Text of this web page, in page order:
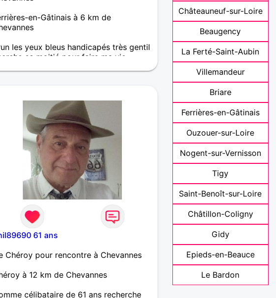
en-Gâtinais à 6 km de
les yeux bleus handicapés très gentil
ça moitié pour faire ma vie
61 ans
Chéroy pour rencontre à Chevannes
à 12 km de Chevannes
célibataire de 61 ans recherche
Châteauneuf-sur-Loire
Beaugency
La Ferté-Saint-Aubin
Villemandeur
Briare
Ferrières-en-Gâtinais
Ouzouer-sur-Loire
Nogent-sur-Vernisson
Tigy
Saint-Benoît-sur-Loire
Châtillon-Coligny
Gidy
Epieds-en-Beauce
Le Bardon